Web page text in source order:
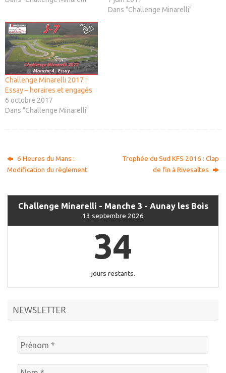
Dans "Challenge Minarelli"
Challenge Minarelli 2017 :
Essay – horaires et engagés
6 octobre 2017
Dans "Challenge Minarelli"
6 Heures du Mans :
Modification du règlement
Trophée du Sud KFS 2016 : Clap
de fin à Rivesaltes
Challenge Minarelli - Manche 3 - Aunay les Bois
13 septembre 2026
34
jours restants.
NEWSLETTER